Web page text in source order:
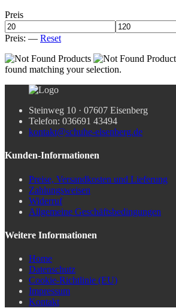
Preis
Preis: — Reset
found matching your selection.
Steinweg 10 · 07607 Eisenberg
Telefon: 036691 43494
kontakt@schuhe-eisenberg.de
Kunden-Informationen
Preise, Versandkosten und Lieferung
Zahlungsweisen
Widerruf
Allgemeine Geschäftsbedingungen
Weitere Informationen
Home
Datenschutz
Cookie-Richtlinie (EU)
Impressum
Kontakt